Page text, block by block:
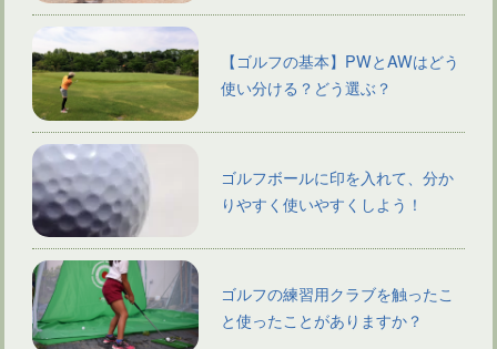
【ゴルフの基本】PWとAWはどう
使い分ける？どう選ぶ？
ゴルフボールに印を入れて、分か
りやすく使いやすくしよう！
ゴルフの練習用クラブを触ったこ
と使ったことがありますか？